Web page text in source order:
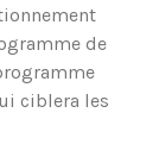
de
ciblera les